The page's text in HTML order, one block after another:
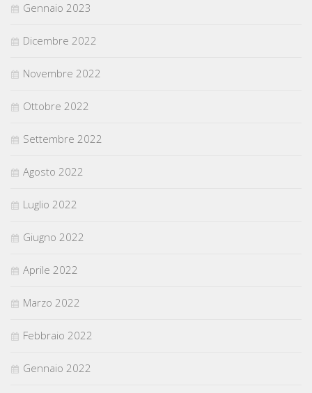
Gennaio 2023
Dicembre 2022
Novembre 2022
Ottobre 2022
Settembre 2022
Agosto 2022
Luglio 2022
Giugno 2022
Aprile 2022
Marzo 2022
Febbraio 2022
Gennaio 2022